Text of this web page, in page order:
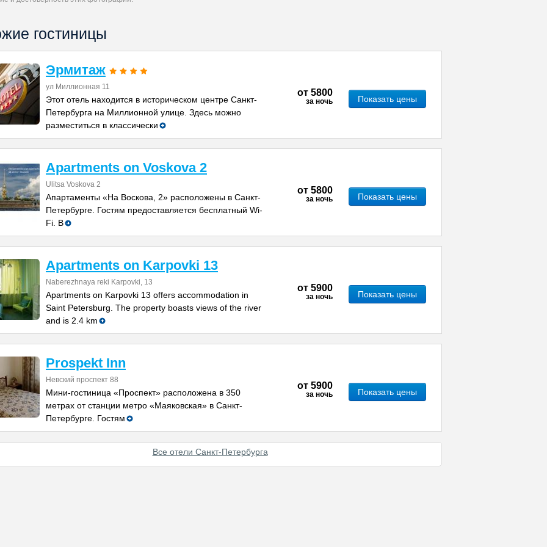
гостиницы
Эрмитаж
ул Миллионная 11
Этот отель находится в историческом центре Санкт-
Петербурга на Миллионной улице. Здесь можно
разместиться в классически
от 5800
за ночь Показать цены
Apartments on Voskova 2
Ulitsa Voskova 2
Апартаменты «На Воскова, 2» расположены в Санкт-
Петербурге. Гостям предоставляется бесплатный Wi-
Fi. В
от 5800
за ночь Показать цены
Apartments on Karpovki 13
Naberezhnaya reki Karpovki, 13
Apartments on Karpovki 13 offers accommodation in
Saint Petersburg. The property boasts views of the river
and is 2.4 km
от 5900
за ночь Показать цены
Prospekt Inn
Невский проспект 88
Мини-гостиница «Проспект» расположена в 350
метрах от станции метро «Маяковская» в Санкт-
Петербурге. Гостям
от 5900
за ночь Показать цены
Все отели Санкт-Петербурга